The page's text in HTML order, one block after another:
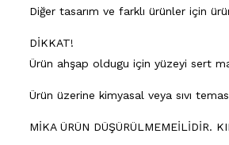
Diğer tasarım ve farklı ürünler için
DİKKAT!
Ürün ahşap oldugu için yüzeyi sert
Ürün üzerine kimyasal veya sıvı
MİKA ÜRÜN DÜŞÜRÜLMEMEİLİDİR.